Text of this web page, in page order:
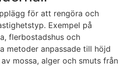
för att rengöra och
Exempel på
flerbostadshus och
metoder anpassade till höjd
mossa, alger och smuts från